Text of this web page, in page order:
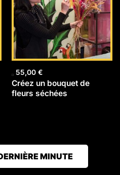
55,00 €
Créez un bouquet de
fleurs séchées
MINUTE